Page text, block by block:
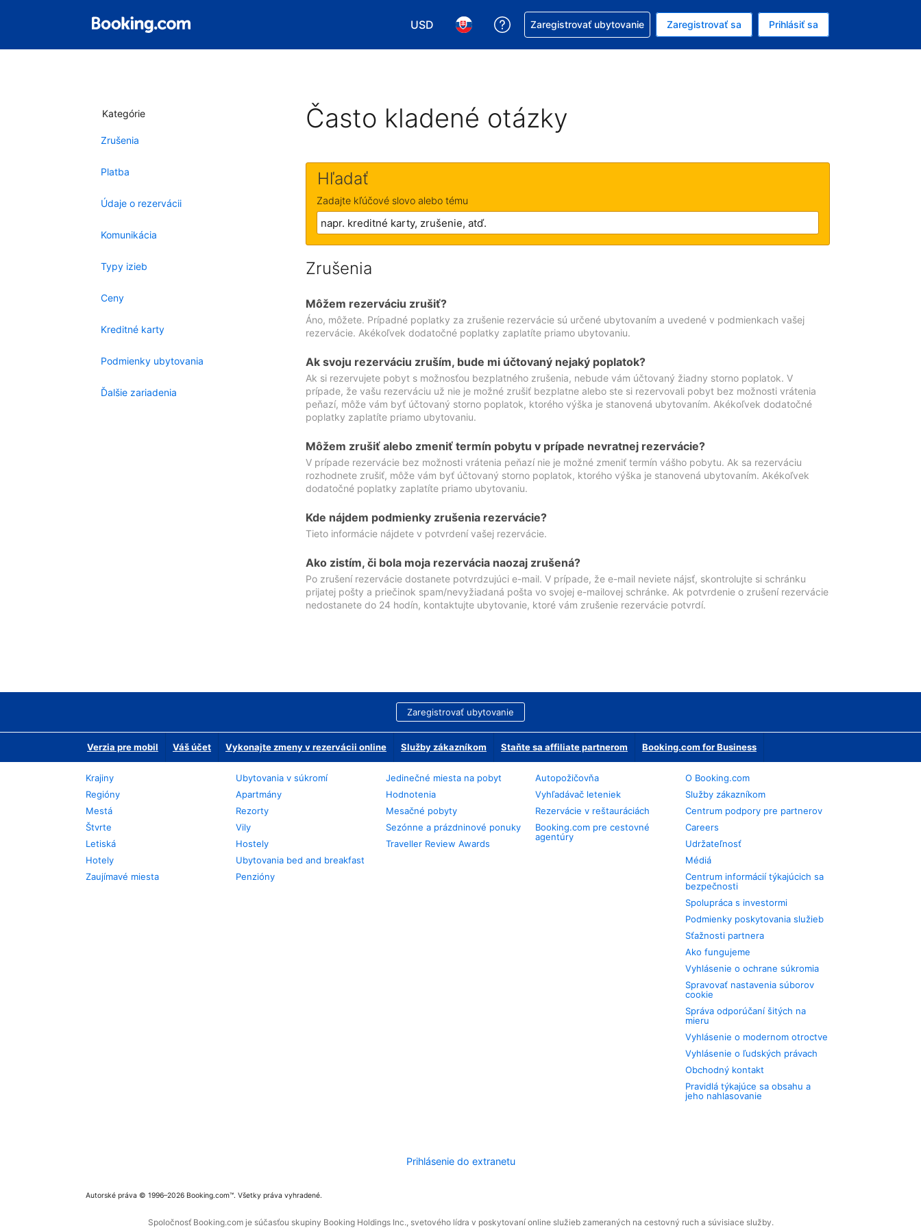
USD
Vybrať menu. Momentálne máte zvolenú menu Americký dolár
Vybrať jazyk. Momentálne máte zvolený jazyk V slovenčine
Získajte pomoc s rezerváciou
Zaregistrovať ubytovanie Zaregistrovať sa Prihlásiť sa
Kategórie
Zrušenia
Platba
Údaje o rezervácii
Komunikácia
Typy izieb
Ceny
Kreditné karty
Podmienky ubytovania
Ďalšie zariadenia
Často kladené otázky
Hľadať
Zadajte kľúčové slovo alebo tému
Zrušenia
Môžem rezerváciu zrušiť?
Áno, môžete. Prípadné poplatky za zrušenie rezervácie sú určené ubytovaním a uvedené v podmienkach vašej
rezervácie. Akékoľvek dodatočné poplatky zaplatíte priamo ubytovaniu.
Ak svoju rezerváciu zruším, bude mi účtovaný nejaký poplatok?
Ak si rezervujete pobyt s možnosťou bezplatného zrušenia, nebude vám účtovaný žiadny storno poplatok. V
prípade, že vašu rezerváciu už nie je možné zrušiť bezplatne alebo ste si rezervovali pobyt bez možnosti vrátenia
peňazí, môže vám byť účtovaný storno poplatok, ktorého výška je stanovená ubytovaním. Akékoľvek dodatočné
poplatky zaplatíte priamo ubytovaniu.
Môžem zrušiť alebo zmeniť termín pobytu v prípade nevratnej rezervácie?
V prípade rezervácie bez možnosti vrátenia peňazí nie je možné zmeniť termín vášho pobytu. Ak sa rezerváciu
rozhodnete zrušiť, môže vám byť účtovaný storno poplatok, ktorého výška je stanovená ubytovaním. Akékoľvek
dodatočné poplatky zaplatíte priamo ubytovaniu.
Kde nájdem podmienky zrušenia rezervácie?
Tieto informácie nájdete v potvrdení vašej rezervácie.
Ako zistím, či bola moja rezervácia naozaj zrušená?
Po zrušení rezervácie dostanete potvrdzujúci e-mail. V prípade, že e-mail neviete nájsť, skontrolujte si schránku
prijatej pošty a priečinok spam/nevyžiadaná pošta vo svojej e-mailovej schránke. Ak potvrdenie o zrušení rezervácie
nedostanete do 24 hodín, kontaktujte ubytovanie, ktoré vám zrušenie rezervácie potvrdí.
Zaregistrovať ubytovanie
Verzia pre mobil Váš účet Vykonajte zmeny v rezervácii online Služby zákazníkom Staňte sa affiliate partnerom Booking.com for Business
Krajiny
Regióny
Mestá
Štvrte
Letiská
Hotely
Zaujímavé miesta
Ubytovania v súkromí
Apartmány
Rezorty
Vily
Hostely
Ubytovania bed and breakfast
Penzióny
Jedinečné miesta na pobyt
Hodnotenia
Mesačné pobyty
Sezónne a prázdninové ponuky
Traveller Review Awards
Autopožičovňa
Vyhľadávač leteniek
Rezervácie v reštauráciách
Booking.com pre cestovné
agentúry
O Booking.com
Služby zákazníkom
Centrum podpory pre partnerov
Careers
Udržateľnosť
Médiá
Centrum informácií týkajúcich sa
bezpečnosti
Spolupráca s investormi
Podmienky poskytovania služieb
Sťažnosti partnera
Ako fungujeme
Vyhlásenie o ochrane súkromia
Spravovať nastavenia súborov
cookie
Správa odporúčaní šitých na
mieru
Vyhlásenie o modernom otroctve
Vyhlásenie o ľudských právach
Obchodný kontakt
Pravidlá týkajúce sa obsahu a
jeho nahlasovanie
Prihlásenie do extranetu
Autorské práva © 1996–2026 Booking.com™. Všetky práva vyhradené.
Spoločnosť Booking.com je súčasťou skupiny Booking Holdings Inc., svetového lídra v poskytovaní online služieb zameraných na cestovný ruch a súvisiace služby.